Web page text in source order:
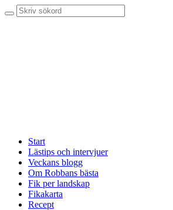
Start
Lästips och intervjuer
Veckans blogg
Om Robbans bästa
Fik per landskap
Fikakarta
Recept